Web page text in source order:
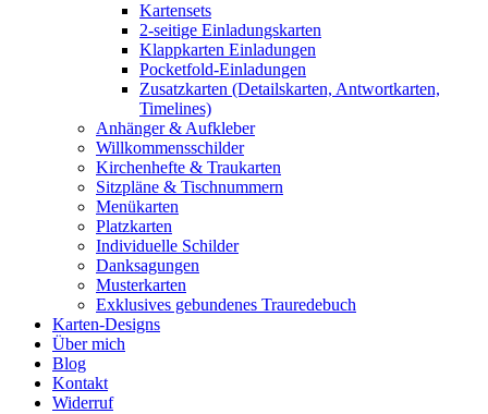
Kartensets
2-seitige Einladungskarten
Klappkarten Einladungen
Pocketfold-Einladungen
Zusatzkarten (Detailskarten, Antwortkarten,
Timelines)
Anhänger & Aufkleber
Willkommensschilder
Kirchenhefte & Traukarten
Sitzpläne & Tischnummern
Menükarten
Platzkarten
Individuelle Schilder
Danksagungen
Musterkarten
Exklusives gebundenes Trauredebuch
Karten-Designs
Über mich
Blog
Kontakt
Widerruf